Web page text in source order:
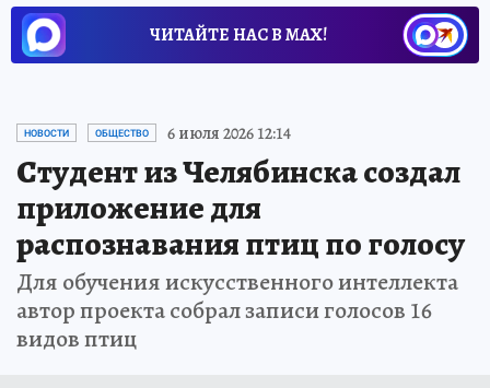
ЧИТАЙТЕ НАС В МАХ!
НОВОСТИ ОБЩЕСТВО 6 июля 2026 12:14
Студент из Челябинска создал
приложение для
распознавания птиц по голосу
Для обучения искусственного интеллекта
автор проекта собрал записи голосов 16
видов птиц